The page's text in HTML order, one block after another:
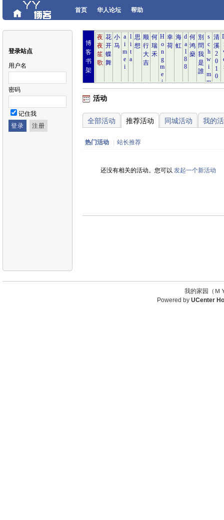
首页 华人论坛 帮助
登录站点
用户名
密码
记住我
博
客
书
架
活动
全部活动 推荐活动 同城活动 我的
热门活动 站长推荐
还没有相关的活动。您可以 发起一个新活动
我的家园（
Powered by UCenter